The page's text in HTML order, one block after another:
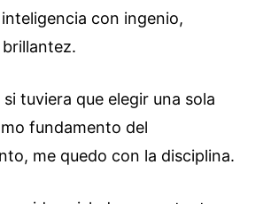
con ingenio,
tuviera que elegir una sola
fundamento del
me quedo con la disciplina.